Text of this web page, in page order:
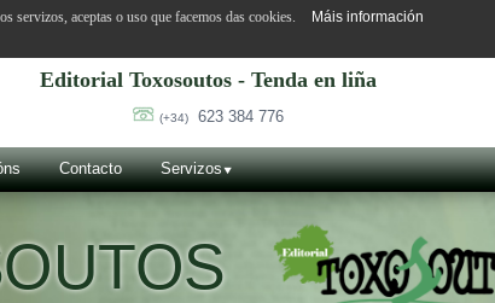
Editorial Toxosoutos - Tenda en liña
(+34) 623 384 776
Contacto Servizos
servizos, aceptas o uso que facemos das cookies. Máis información